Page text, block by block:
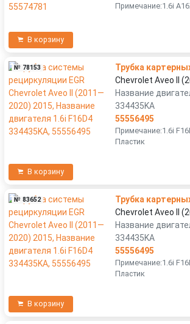
Примечание:1.6i
В корзину
№ 78153
Трубка
Chevrolet Aveo II
Название
334435KA
55556495
Примечание:1.6i
Пластик
В корзину
№ 83652
Трубка
Chevrolet Aveo II
Название
334435KA
55556495
Примечание:1.6i
Пластик
В корзину